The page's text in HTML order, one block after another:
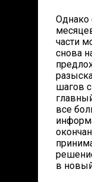
Однако
части
снова
шагов
все
в